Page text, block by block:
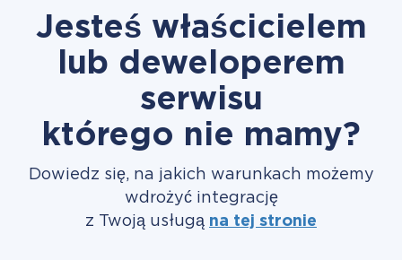
Jesteś właścicielem
lub deweloperem
serwisu
którego nie mamy?
Dowiedz się, na jakich warunkach możemy
wdrożyć integrację
z Twoją usługą na tej stronie